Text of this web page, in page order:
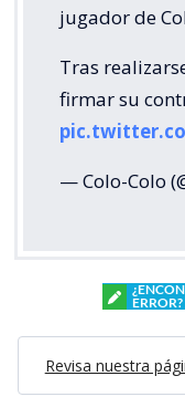
jugador de
Tras
firmar su
— Colo-Colo
ERROR?
Revisa nuestra